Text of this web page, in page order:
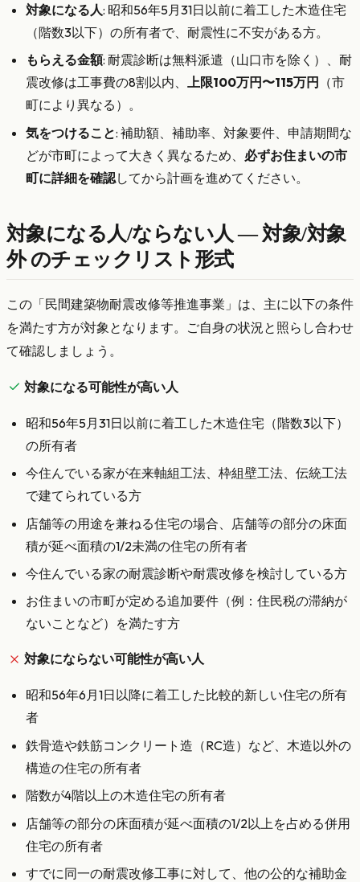
対象になる人: 昭和56年5月31日以前に着工した木造住宅
（階数3以下）の所有者で、耐震性に不安がある方。
もらえる金額: 耐震診断は無料派遣（山口市を除く）、耐
震改修は工事費の8割以内、 上限100万円〜115万円
（市
町により異なる）。
気をつけること: 補助額、補助率、対象要件、申請期間な
どが市町によって大きく異なるため、 必ずお住まいの市
町に詳細を確認してから計画を進めてください。
対象になる人/ならない人 — 対象/対象
外 のチェックリスト形式
この「民間建築物耐震改修等推進事業」は、主に以下の条件
を満たす方が対象となります。ご自身の状況と照らし合わせ
て確認しましょう。
対象になる可能性が高い人
昭和56年5月31日以前に着工した木造住宅（階数3以下）
の所有者
今住んでいる家が在来軸組工法、枠組壁工法、伝統工法
で建てられている方
店舗等の用途を兼ねる住宅の場合、店舗等の部分の床面
積が延べ面積の1/2未満の住宅の所有者
今住んでいる家の耐震診断や耐震改修を検討している方
お住まいの市町が定める追加要件（例：住民税の滞納が
ないことなど）を満たす方
対象にならない可能性が高い人
昭和56年6月1日以降に着工した比較的新しい住宅の所有
者
鉄骨造や鉄筋コンクリート造（RC造）など、木造以外の
構造の住宅の所有者
階数が4階以上の木造住宅の所有者
店舗等の部分の床面積が延べ面積の1/2以上を占める併用
住宅の所有者
すでに同一の耐震改修工事に対して、他の公的な補助金